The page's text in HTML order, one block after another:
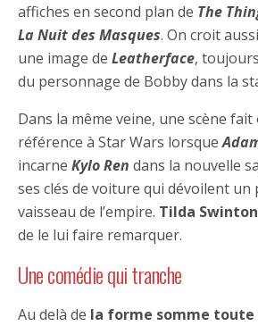
affiches en second plan de The
La Nuit des Masques. On croit
une image de Leatherface,
du personnage de Bobby dans la
Dans la même veine, une scène
référence à Star Wars lorsque
incarne Kylo Ren dans la nouvelle
ses clés de voiture qui dévoilent un
vaisseau de l’empire. Tilda Swinton
de le lui faire remarquer.
Une comédie qui tranche
Au delà de la forme somme toute